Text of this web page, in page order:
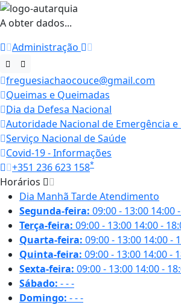
A obter dados...
Administração
freguesiachaocouce@gmail.com
Queimas e Queimadas
Dia da Defesa Nacional
Autoridade Nacional de Emergência e
Serviço Nacional de Saúde
Covid-19 - Informações
+351 236 623 158*
Horários
Dia Manhã TardeAtendimento
Segunda-feira: 09:00 - 13:00 14:00
Terça-feira: 09:00 - 13:00 14:00 -
Quarta-feira: 09:00 - 13:00 14:00 -
Quinta-feira: 09:00 - 13:00 14:00 -
Sexta-feira: 09:00 - 13:00 14:00 -
Sábado: ---
Domingo: ---